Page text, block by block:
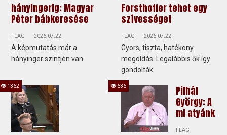
hányingerig: Magyar
Péter bábkeresése
FLAG 2026.07.22
A képmutatás már a
hányinger szintjén van.
Forsthoffer tehet egy
szívességet
FLAG 2026.07.22
Gyors, tiszta, hatékony
megoldás. Legalábbis ők így
gondolták.
1362
Pilhál
György: A
mi atyánk
FLAG
636